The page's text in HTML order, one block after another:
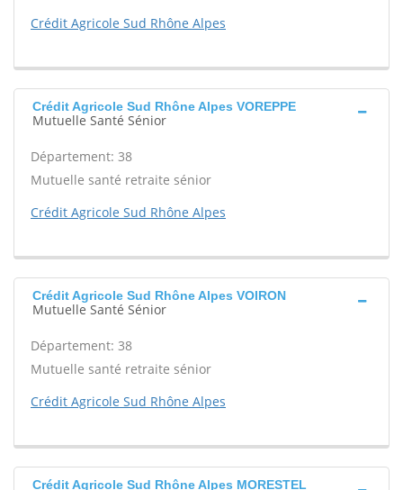
Crédit Agricole Sud Rhône Alpes
Crédit Agricole Sud Rhône Alpes VOREPPE
Mutuelle Santé Sénior
Département: 38
Mutuelle santé retraite sénior
Crédit Agricole Sud Rhône Alpes
Crédit Agricole Sud Rhône Alpes VOIRON
Mutuelle Santé Sénior
Département: 38
Mutuelle santé retraite sénior
Crédit Agricole Sud Rhône Alpes
Crédit Agricole Sud Rhône Alpes MORESTEL